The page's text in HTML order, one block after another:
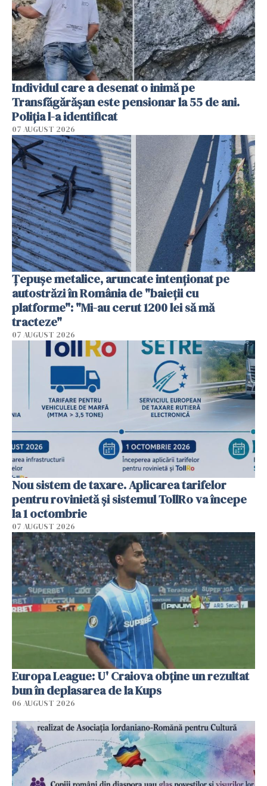
Individul care a desenat o inimă pe
Transfăgărășan este pensionar la 55 de ani.
Poliția l-a identificat
07 AUGUST 2026
Țepușe metalice, aruncate intenționat pe
autostrăzi în România de "baieții cu
platforme": "Mi-au cerut 1200 lei să mă
tracteze"
07 AUGUST 2026
Nou sistem de taxare. Aplicarea tarifelor
pentru rovinietă şi sistemul TollRo va începe
la 1 octombrie
07 AUGUST 2026
Europa League: U' Craiova obține un rezultat
bun în deplasarea de la Kups
06 AUGUST 2026